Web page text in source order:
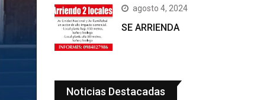
agosto 4, 2024
SE ARRIENDA
Noticias Destacadas